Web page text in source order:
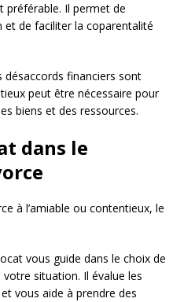
préférable. Il permet de
et de faciliter la coparentalité
désaccords financiers sont
peut être nécessaire pour
biens et des ressources.
dans le
à l’amiable ou contentieux, le
vous guide dans le choix de
situation. Il évalue les
vous aide à prendre des